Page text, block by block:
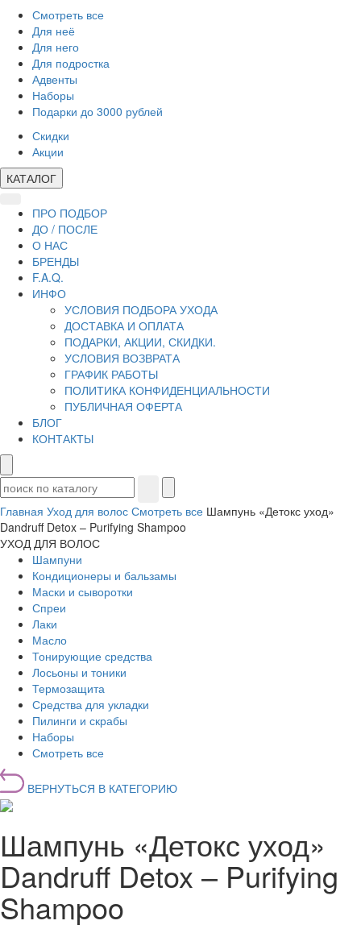
Смотреть все
Для неё
Для него
Для подростка
Адвенты
Наборы
Подарки до 3000 рублей
Скидки
Акции
КАТАЛОГ
ПРО ПОДБОР
ДО / ПОСЛЕ
О НАС
БРЕНДЫ
F.A.Q.
ИНФО
УСЛОВИЯ ПОДБОРА УХОДА
ДОСТАВКА И ОПЛАТА
ПОДАРКИ, АКЦИИ, СКИДКИ.
УСЛОВИЯ ВОЗВРАТА
ГРАФИК РАБОТЫ
ПОЛИТИКА КОНФИДЕНЦИАЛЬНОСТИ
ПУБЛИЧНАЯ ОФЕРТА
БЛОГ
КОНТАКТЫ
Главная Уход для волос Смотреть все Шампунь «Детокс уход»
Dandruff Detox – Purifying Shampoo
УХОД ДЛЯ ВОЛОС
Шампуни
Кондиционеры и бальзамы
Маски и сыворотки
Спреи
Лаки
Масло
Тонирующие средства
Лосьоны и тоники
Термозащита
Средства для укладки
Пилинги и скрабы
Наборы
Смотреть все
ВЕРНУТЬСЯ В КАТЕГОРИЮ
Шампунь «Детокс уход»
Dandruff Detox – Purifying
Shampoo